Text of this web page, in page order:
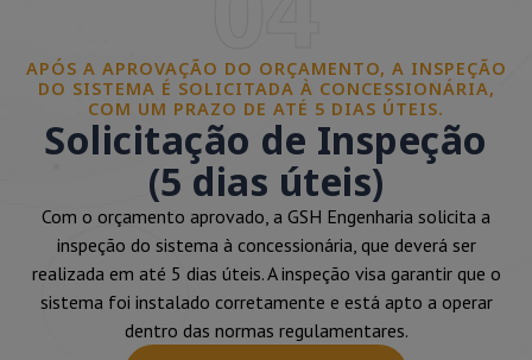
APÓS A APROVAÇÃO DO ORÇAMENTO, A INSPEÇÃO
DO SISTEMA É SOLICITADA À CONCESSIONÁRIA,
COM UM PRAZO DE ATÉ 5 DIAS ÚTEIS.
Solicitação de Inspeção
(5 dias úteis)
Com o orçamento aprovado, a GSH Engenharia solicita a
inspeção do sistema à concessionária, que deverá ser
realizada em até 5 dias úteis. A inspeção visa garantir que o
sistema foi instalado corretamente e está apto a operar
dentro das normas regulamentares.